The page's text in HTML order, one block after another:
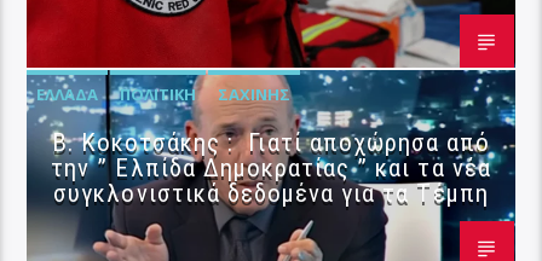
ΕΛΛΆΔΑ ΠΟΛΙΤΙΚΉ ΣΑΧΊΝΗΣ
Β. Κοκοτσάκης : Γιατί αποχώρησα από
την ” Ελπίδα Δημοκρατίας ” και τα νέα
συγκλονιστικά δεδομένα για τα Τέμπη